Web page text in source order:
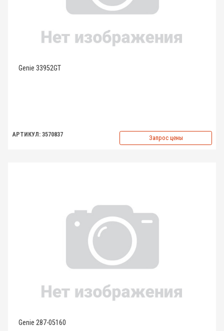
Genie 33952GT
АРТИКУЛ: 3570837 Запрос цены
Genie 287-05160